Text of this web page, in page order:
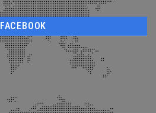
FACEBOOK